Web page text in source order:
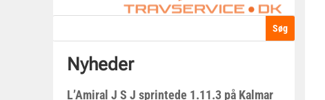
Nyheder
L’Amiral J S J sprintede 1.11.3 på Kalmar